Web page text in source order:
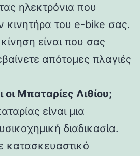
ηλεκτρόνια που
κινητήρα του e-bike σας.
είναι που σας
απότομες πλαγιές
οι Μπαταρίες Λιθίου;
είναι μια
διαδικασία.
κατασκευαστικό